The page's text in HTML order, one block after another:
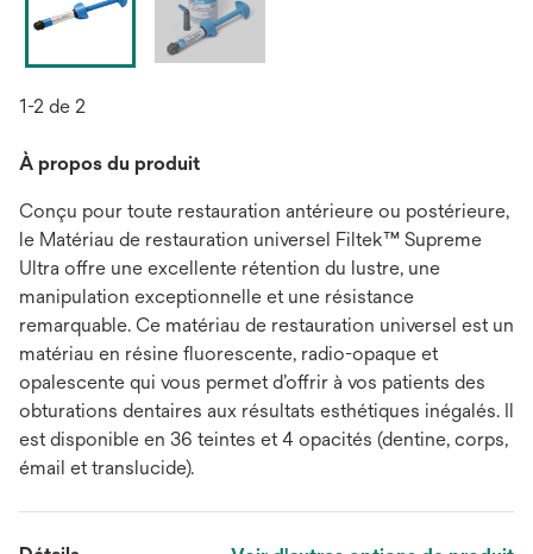
1-2 de 2
À propos du produit
Conçu pour toute restauration antérieure ou postérieure,
le Matériau de restauration universel Filtek™ Supreme
Ultra offre une excellente rétention du lustre, une
manipulation exceptionnelle et une résistance
remarquable. Ce matériau de restauration universel est un
matériau en résine fluorescente, radio-opaque et
opalescente qui vous permet d’offrir à vos patients des
obturations dentaires aux résultats esthétiques inégalés. Il
est disponible en 36 teintes et 4 opacités (dentine, corps,
émail et translucide).